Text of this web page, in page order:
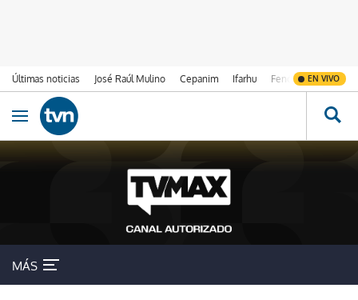
Últimas noticias José Raúl Mulino Cepanim Ifarhu Fenómeno de El
EN VIVO
Ir al contenido
Obrir navegació
MÁS